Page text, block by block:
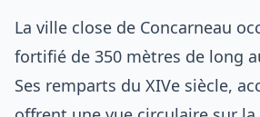
La ville close de Concarneau
fortifié de 350 mètres de long
Ses remparts du XIVe siècle,